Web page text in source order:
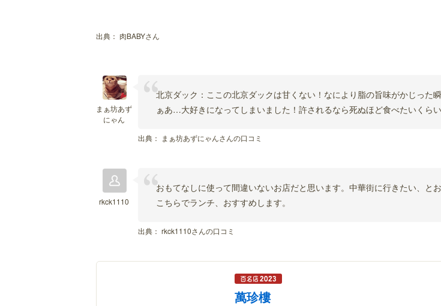
出典： 肉BABYさん
まぁ坊あず
にゃん
北京ダック：ここの北京ダックは甘くない！なにより脂の旨味がかじった
ぁあ…大好きになってしまいました！許されるなら死ぬほど食べたいくら
出典： まぁ坊あずにゃんさんの口コミ
rkck1110
おもてなしに使って間違いないお店だと思います。中華街に行きたい、と
こちらでランチ、おすすめします。
出典： rkck1110さんの口コミ
萬珍樓